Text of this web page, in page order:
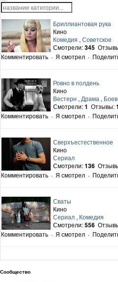
Бриллиантовая рука
Кино
Комедия , Советское
Смотрели:345
Комментировать · Я смотрел ·
Ровно в полдень
Кино
Вестерн , Драма ,
Смотрели:1 Отзывы:1
Комментировать · Я смотрел ·
Сверхъестественное
Кино
Сериал
Смотрели:136
Комментировать · Я смотрел ·
Сваты
Кино
Сериал , Комедия
Смотрели:556
Комментировать · Я смотрел ·
Сообщество